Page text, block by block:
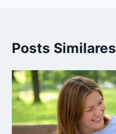
Posts Similares